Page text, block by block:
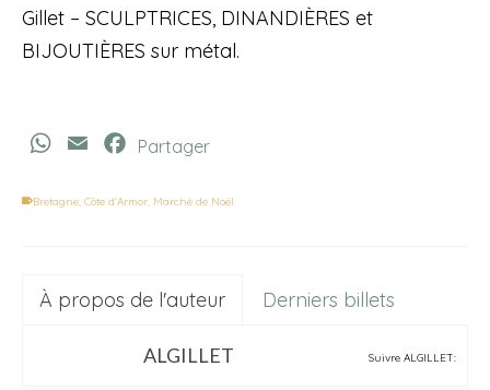
Gillet – SCULPTRICES, DINANDIÈRES et
BIJOUTIÈRES sur métal.
WhatsApp
Email Facebook
Partager
Bretagne, Côte d'Armor, Marché de Noël
À propos de l'auteur Derniers billets
Suivre ALGILLET:
ALGILLET